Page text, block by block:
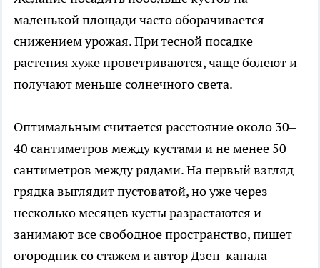
маленькой площади часто оборачивается
снижением урожая. При тесной посадке
растения хуже проветриваются, чаще болеют и
получают меньше солнечного света.
Оптимальным считается расстояние около 30–
40 сантиметров между кустами и не менее 50
сантиметров между рядами. На первый взгляд
грядка выглядит пустоватой, но уже через
несколько месяцев кусты разрастаются и
занимают все свободное пространство, пишет
огородник со стажем и автор Дзен-канала